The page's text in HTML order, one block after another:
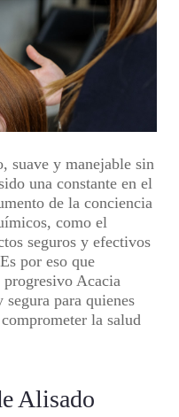
suave y manejable sin
una constante en el
de la conciencia
como el
seguros y efectivos
por eso que
progresivo Acacia
para quienes
la salud
Alisado